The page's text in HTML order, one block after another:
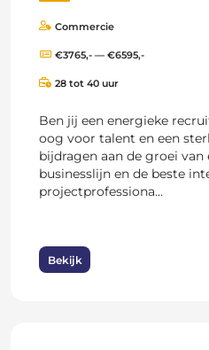
Commercie
€3765,- — €6595,-
28 tot 40 uur
Ben jij een energieke
oog voor talent en een
bijdragen aan de groei
businesslijn en de beste
projectprofessiona...
Bekijk